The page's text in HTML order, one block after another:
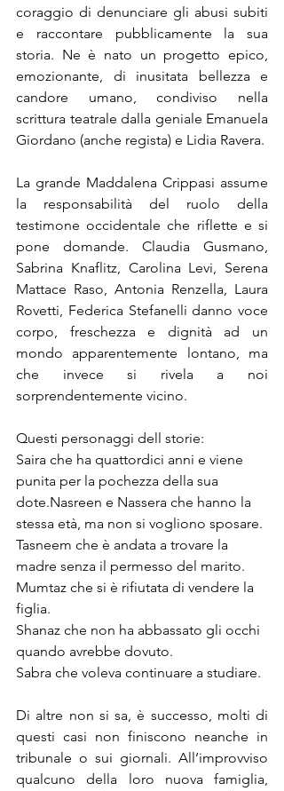
coraggio di denunciare gli abusi subiti
e raccontare pubblicamente la sua
storia. Ne è nato un progetto epico,
emozionante, di inusitata bellezza e
candore umano, condiviso nella
scrittura teatrale dalla geniale Emanuela
Giordano (anche regista) e Lidia Ravera.
La grande Maddalena Crippasi assume
la responsabilità del ruolo della
testimone occidentale che riflette e si
pone domande. Claudia Gusmano,
Sabrina Knaflitz, Carolina Levi, Serena
Mattace Raso, Antonia Renzella, Laura
Rovetti, Federica Stefanelli danno voce
corpo, freschezza e dignità ad un
mondo apparentemente lontano, ma
che invece si rivela a noi
sorprendentemente vicino.
Questi personaggi dell storie:
Saira che ha quattordici anni e viene
punita per la pochezza della sua
dote.Nasreen e Nassera che hanno la
stessa età, ma non si vogliono sposare.
Tasneem che è andata a trovare la
madre senza il permesso del marito.
Mumtaz che si è rifiutata di vendere la
figlia.
Shanaz che non ha abbassato gli occhi
quando avrebbe dovuto.
Sabra che voleva continuare a studiare.
Di altre non si sa, è successo, molti di
questi casi non finiscono neanche in
tribunale o sui giornali. All’improvviso
qualcuno della loro nuova famiglia,